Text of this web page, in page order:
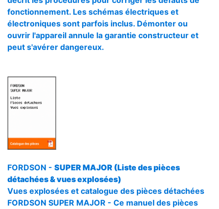
fonctionnement. Les schémas électriques et
électroniques sont parfois inclus. Démonter ou
ouvrir l'appareil annule la garantie constructeur et
peut s'avérer dangereux.
FORDSON - SUPER MAJOR (Liste des pièces
détachées & vues explosées)
Vues explosées et catalogue des pièces détachées
FORDSON SUPER MAJOR - Ce manuel des pièces